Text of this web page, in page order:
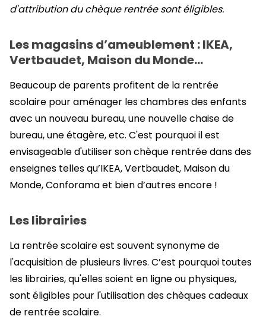
d'attribution du chèque rentrée sont éligibles.
Les magasins d’ameublement : IKEA,
Vertbaudet, Maison du Monde…
Beaucoup de parents profitent de la rentrée
scolaire pour aménager les chambres des enfants
avec un nouveau bureau, une nouvelle chaise de
bureau, une étagère, etc. C'est pourquoi il est
envisageable d'utiliser son chèque rentrée dans des
enseignes telles qu’IKEA, Vertbaudet, Maison du
Monde, Conforama et bien d’autres encore !
Les librairies
La rentrée scolaire est souvent synonyme de
l'acquisition de plusieurs livres. C’est pourquoi toutes
les librairies, qu'elles soient en ligne ou physiques,
sont éligibles pour l'utilisation des chèques cadeaux
de rentrée scolaire.